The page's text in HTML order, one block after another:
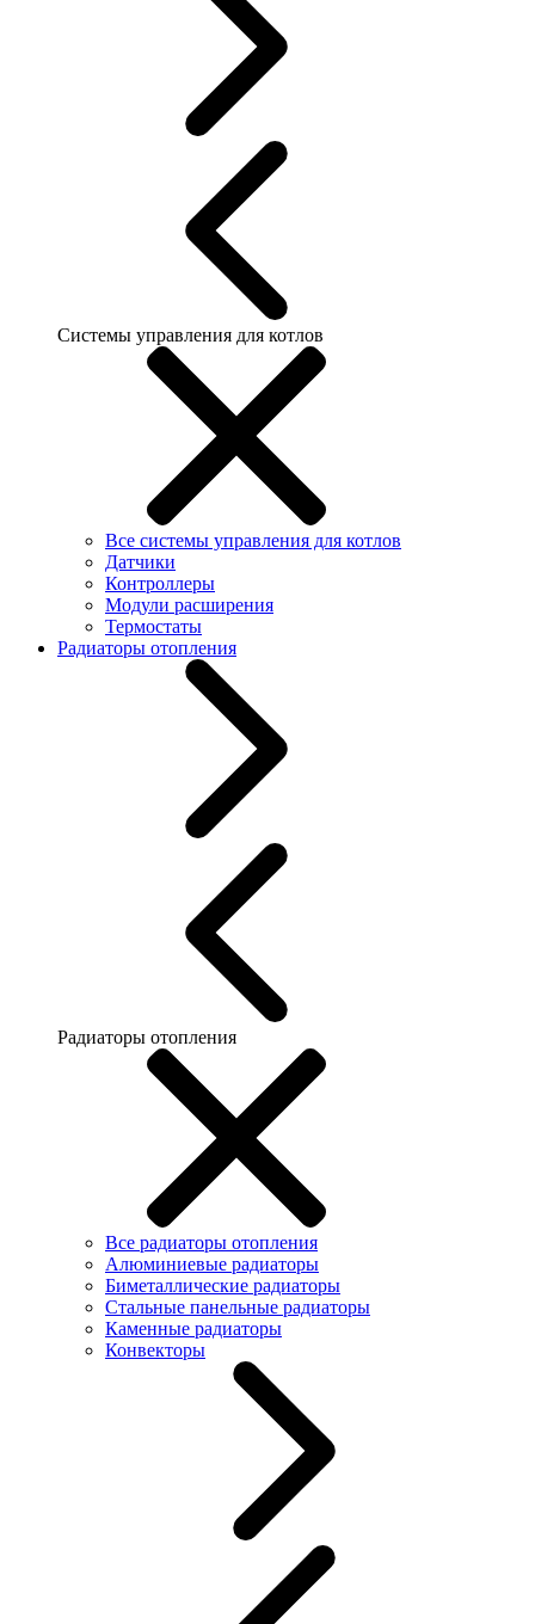
Системы управления для котлов
Все системы управления для котлов
Датчики
Контроллеры
Модули расширения
Термостаты
Радиаторы отопления
Радиаторы отопления
Все радиаторы отопления
Алюминиевые радиаторы
Биметаллические радиаторы
Стальные панельные радиаторы
Каменные радиаторы
Конвекторы